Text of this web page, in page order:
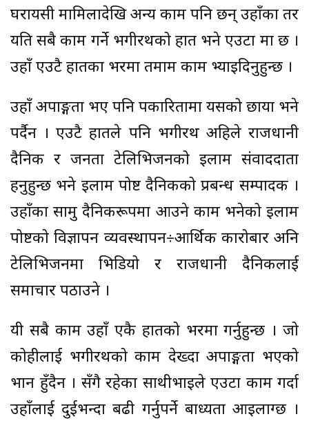
घरायसी मामिलादेखि अन्य काम पनि छन् उहाँका तर
यति सबै काम गर्ने भगीरथको हात भने एउटा मात्र छ ।
उहाँ एउटै हातका भरमा तमाम काम भ्याइदिनुहुन्छ ।
उहाँ अपाङ्गता भए पनि पत्रकारितामा यसको छाया भने
पर्दैन । एउटै हातले पनि भगीरथ अहिले राजधानी
दैनिक र जनता टेलिभिजनको इलाम संवाददाता
हनुहुन्छ भने इलाम पोष्ट दैनिकको प्रबन्ध सम्पादक ।
उहाँका सामु दैनिकरूपमा आउने काम भनेको इलाम
पोष्टको विज्ञापन व्यवस्थापन÷आर्थिक कारोबार अनि
टेलिभिजनमा भिडियो र राजधानी दैनिकलाई
समाचार पठाउने ।
यी सबै काम उहाँ एकै हातको भरमा गर्नुहुन्छ । जो
कोहीलाई भगीरथको काम देख्दा अपाङ्गता भएको
भान हुँदैन । सँगै रहेका साथीभाइले एउटा काम गर्दा
उहाँलाई दुईभन्दा बढी गर्नुपर्ने बाध्यता आइलाग्छ ।